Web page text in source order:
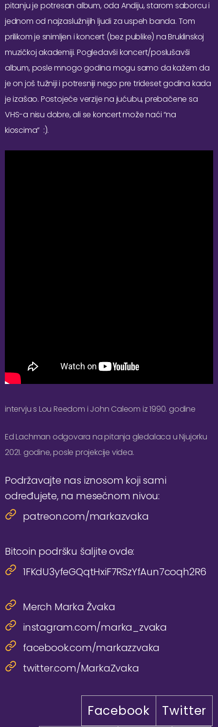
pitanju je potresan album, oda Andiju, starom saborcu i
jednom od najzaslužnijih ljudi za uspeh banda. Tom
prilikom je snimljen i koncert (bez publike) na Bruklinskoj
muzičkoj akademiji. Pogledavši koncert/poslušavši
album, posle mnogo godina mogu samo da kažem da
je on još tužniji i potresniji nego pre trideset godina kada
je izašao. Postojeće verzije na jućubu, prebačene sa
VHS-a nisu dobre, ali se koncert može naći “na
kioscima” :).
intervju s Lou Reedom i John Caleom iz 1990. godine
Ed Lachman odgovara na pitanja gledalaca u Njujorku
2021. godine, posle projekcije videa.
Podržavajte nas iznosom koji sami
određujete, na mesečnom nivou:
patreon.com/markazvaka
Bitcoin podršku šaljite ovde:
1FKdU3yfeGQqtHxiF7RSzYfAun7coqh2R6
Merch Marka Žvaka
instagram.com/marka_zvaka
facebook.com/markazzvaka
twitter.com/MarkaZvaka
Facebook Twitter